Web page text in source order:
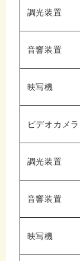
調光装置
音響装置
映写機
ビデオカメラ
調光装置
音響装置
映写機